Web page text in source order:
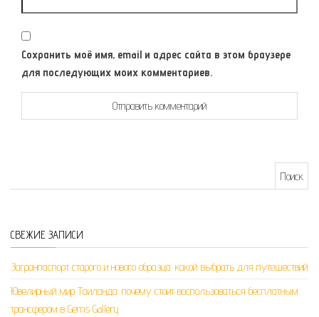
Сохранить моё имя, email и адрес сайта в этом браузере
для последующих моих комментариев.
СВЕЖИЕ ЗАПИСИ
Загранпаспорт старого и нового образца: какой выбрать для путешествий
Ювелирный мир Таиланда: почему стоит воспользоваться бесплатным
трансфером в Gems Gallery